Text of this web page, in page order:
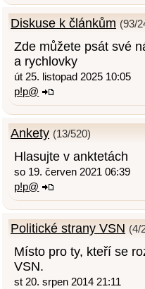
Diskuse k článkům (93/
Zde můžete psát své
a rychlovky
út 25. listopad 2025 10:05
p!p@
Ankety (13/520)
Hlasujte v anktetách
so 19. červen 2021 06:39
p!p@
Politické strany VSN (4/
Místo pro ty, kteří se
VSN.
st 20. srpen 2014 21:11